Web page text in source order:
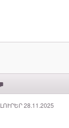
ԼՈՒՐԵՐ 28.11.2025